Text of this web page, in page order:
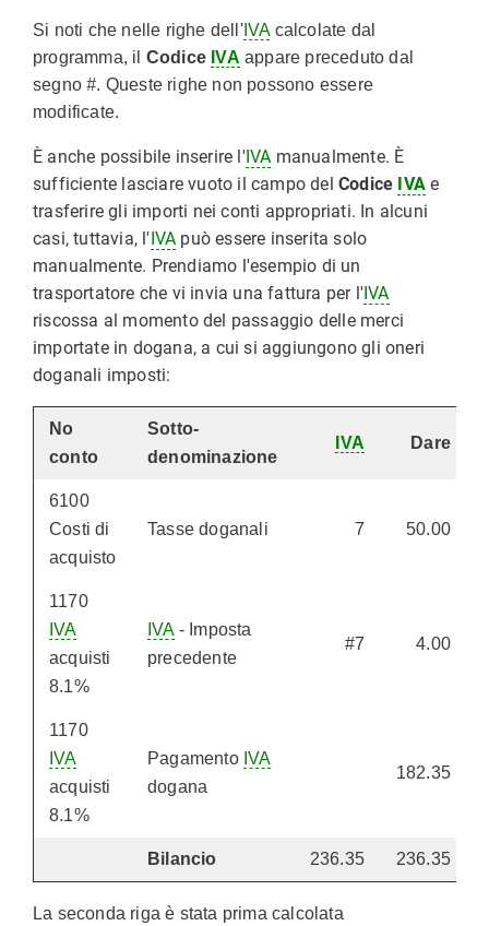
Si noti che nelle righe dell'IVAcalcolate dal
programma, il Codice IVA appare preceduto dal
segno#. Queste righe non possono essere
modificate.
È anche possibile inserire l'IVA manualmente. È
sufficiente lasciare vuoto il campo del Codice IVA e
trasferire gli importi nei conti appropriati. In alcuni
casi, tuttavia, l'IVA può essere inserita solo
manualmente. Prendiamo l'esempio di un
trasportatore che vi invia una fattura per l'IVA
riscossa al momento del passaggio delle merci
importate in dogana, a cui si aggiungono gli oneri
doganali imposti:
No
conto
Sotto-
denominazione
IVA Dare
6100
Costi di
acquisto
Tasse doganali 7 50.00
1170
IVA
acquisti
8.1%
IVA- Imposta
precedente
#7 4.00
1170
IVA
acquisti
8.1%
Pagamento IVA
dogana
182.35
Bilancio 236.35 236.35
La seconda riga è stata prima calcolata